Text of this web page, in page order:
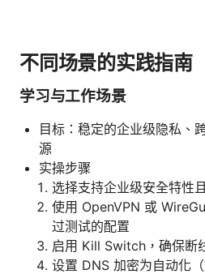
不同场景的实践指南
学习与工作场景
目标：稳定的企业级隐私、
源
实操步骤
选择支持企业级安全特性
使用 OpenVPN 或
过测试的配置
启用 Kill Switch，确保断
设置 DNS 加密为自动化